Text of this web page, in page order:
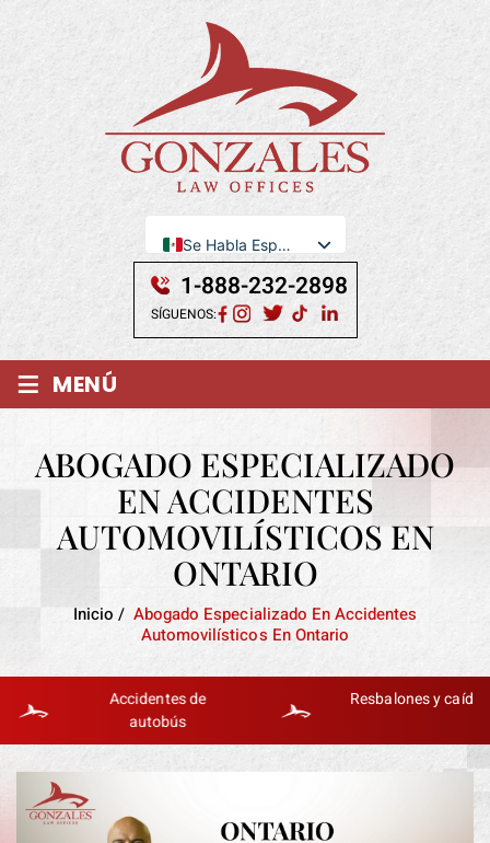
Se Habla Español
English
1-888-232-2898
SÍGUENOS:
≡ MENÚ
ABOGADO ESPECIALIZADO
EN ACCIDENTES
AUTOMOVILÍSTICOS EN
ONTARIO
Inicio /Abogado Especializado En Accidentes
Automovilísticos En Ontario
Accidentes de
autobús
Resbalones y caídas